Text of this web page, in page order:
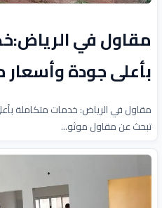
مقاول في
بأعلى جودة وأسعار
مقاول في الرياض: خدمات متكاملة
تبحث عن مقاول موثو...